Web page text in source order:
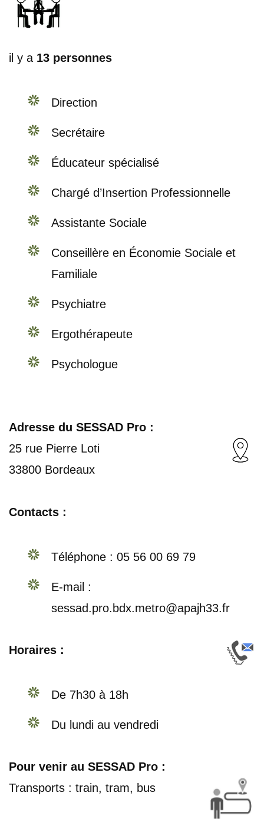
il y a 13 personnes
Direction
Secrétaire
Éducateur spécialisé
Chargé d’Insertion Professionnelle
Assistante Sociale
Conseillère en Économie Sociale et
Familiale
Psychiatre
Ergothérapeute
Psychologue
Adresse du SESSAD Pro :
25 rue Pierre Loti
33800 Bordeaux
Contacts :
Téléphone : 05 56 00 69 79
E-mail :
sessad.pro.bdx.metro@apajh33.fr
Horaires :
De 7h30 à 18h
Du lundi au vendredi
Pour venir au SESSAD Pro :
Transports : train, tram, bus